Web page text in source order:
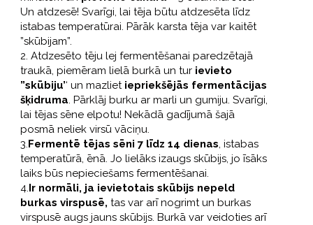
Un atdzesē! Svarīgi, lai tēja būtu atdzesēta līdz
istabas temperatūrai. Pārāk karsta tēja var kaitēt
”skūbijam”.
2. Atdzesēto tēju lej fermentēšanai paredzētajā
traukā, piemēram lielā burkā un tur ievieto
”skūbiju’‘ un mazliet iepriekšējās fermentācijas
šķidruma. Pārklāj burku ar marli un gumiju. Svarīgi,
lai tējas sēne elpotu! Nekādā gadījumā šajā
posmā neliek virsū vāciņu.
3.Fermentē tējas sēni 7 līdz 14 dienas, istabas
temperatūrā, ēnā. Jo lielāks izaugs skūbijs, jo īsāks
laiks būs nepieciešams fermentēšanai.
4.Ir normāli, ja ievietotais skūbijs nepeld
burkas virspusē, tas var arī nogrimt un burkas
virspusē augs jauns skūbijs. Burkā var veidoties arī